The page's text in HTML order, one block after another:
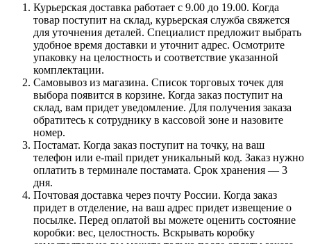
Курьерская доставка работает с 9.00 до 19.00. Когда
товар поступит на склад, курьерская служба свяжется
для уточнения деталей. Специалист предложит выбрать
удобное время доставки и уточнит адрес. Осмотрите
упаковку на целостность и соответствие указанной
комплектации.
Самовывоз из магазина. Список торговых точек для
выбора появится в корзине. Когда заказ поступит на
склад, вам придет уведомление. Для получения заказа
обратитесь к сотруднику в кассовой зоне и назовите
номер.
Постамат. Когда заказ поступит на точку, на ваш
телефон или e-mail придет уникальный код. Заказ нужно
оплатить в терминале постамата. Срок хранения — 3
дня.
Почтовая доставка через почту России. Когда заказ
придет в отделение, на ваш адрес придет извещение о
посылке. Перед оплатой вы можете оценить состояние
коробки: вес, целостность. Вскрывать коробку